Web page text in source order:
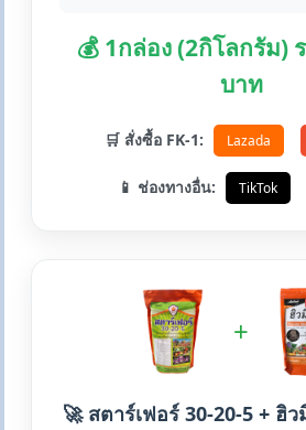
💰 1กล่อง (2กิโลกรัม)
บาท
🛒 สั่งซื้อ FK-1: Lazada
📱 ช่องทางอื่น: TikTok
+
🚀 สตาร์เฟอร์ 30-20-5 + ฮิว